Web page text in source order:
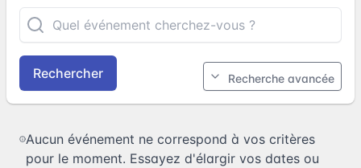
Rechercher Recherche avancée
Aucun événement ne correspond à vos critères
pour le moment. Essayez d'élargir vos dates ou